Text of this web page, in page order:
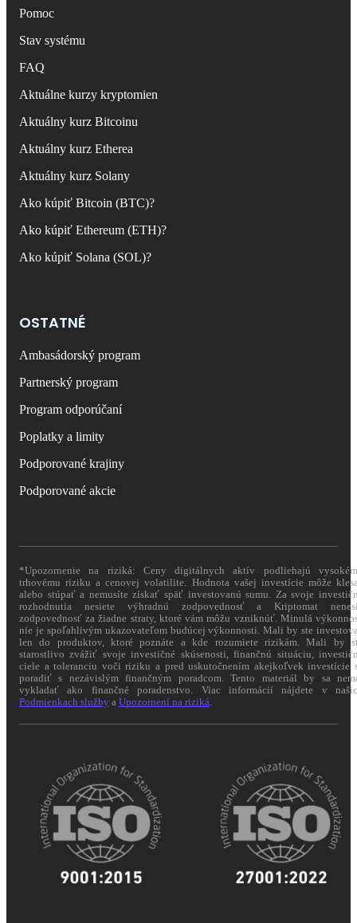
Pomoc
Stav systému
FAQ
Aktuálne kurzy kryptomien
Aktuálny kurz Bitcoinu
Aktuálny kurz Etherea
Aktuálny kurz Solany
Ako kúpiť Bitcoin (BTC)?
Ako kúpiť Ethereum (ETH)?
Ako kúpiť Solana (SOL)?
OSTATNÉ
Ambasádorský program
Partnerský program
Program odporúčaní
Poplatky a limity
Podporované krajiny
Podporované akcie
*Upozornenie na riziká: Ceny digitálnych aktív podliehajú
trhovému riziku a cenovej volatilite. Hodnota vašej investície môže
alebo stúpať a nemusíte získať späť investovanú sumu. Za svoje
rozhodnutia nesiete výhradnú zodpovednosť a Kriptomat
zodpovednosť za žiadne straty, ktoré vám môžu vzniknúť. Minulá
nie je spoľahlivým ukazovateľom budúcej výkonnosti. Mali by ste
len do produktov, ktoré poznáte a kde rozumiete rizikám. Mali by
starostlivo zvážiť svoje investičné skúsenosti, finančnú situáciu,
ciele a toleranciu voči riziku a pred uskutočnením akejkoľvek investície
poradiť s nezávislým finančným poradcom. Tento materiál by sa
vykladať ako finančné poradenstvo. Viac informácií nájdete v
Podmienkach služby a Upozornení na riziká